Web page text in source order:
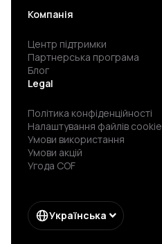
Компанія
Центр підтримки
Партнерська програма
Блог
Legal
Політика конфіденційності
Налаштування файлів cookie
Умови використання
Умови акцій
Угода COF
Українська